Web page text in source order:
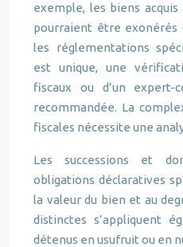
exemple, les biens
pourraient être exonérés
les réglementations
est unique, une
fiscaux ou d’un expert-
recommandée. La
fiscales nécessite une
Les successions et
obligations déclaratives
la valeur du bien et au
distinctes s’appliquent
détenus en usufruit ou en